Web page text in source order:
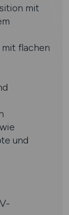
mit
flachen
und